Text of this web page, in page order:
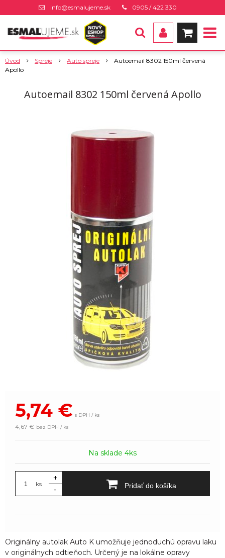
info@esmalujeme.sk 0905 / 422 330
Úvod Spreje Auto spreje
Autoemail 8302 150ml červená
Apollo
Autoemail 8302 150ml červená Apollo
5,74 € s DPH / ks
4,67 € bez DPH / ks
Na sklade 4ks
ks
+
-
Pridať do košíka
Originálny autolak Auto K umožňuje jednoduchú opravu laku
v originálnych odtieňoch. Určený je na lokálne opravy